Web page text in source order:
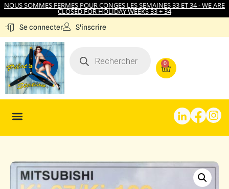
NOUS SOMMES FERMES POUR CONGES LES SEMAINES 33 ET 34 - WE ARE
CLOSED FOR HOLIDAY WEEKS 33 + 34
Se connecter S'inscrire
0